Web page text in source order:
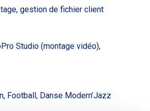
gestion de fichier client
Studio (montage vidéo),
Football, Danse Modern’Jazz